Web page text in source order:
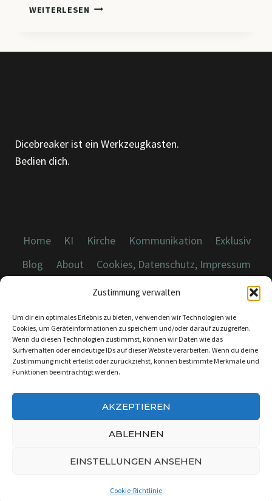
Zustimmung verwalten
Um dir ein optimales Erlebnis zu bieten, verwenden wir Technologien wie
Cookies, um Geräteinformationen zu speichern und/oder darauf zuzugreifen.
Wenn du diesen Technologien zustimmst, können wir Daten wie das
Surfverhalten oder eindeutige IDs auf dieser Website verarbeiten. Wenn du deine
Zustimmung nicht erteilst oder zurückziehst, können bestimmte Merkmale und
Funktionen beeinträchtigt werden.
AKZEPTIEREN
ABLEHNEN
EINSTELLUNGEN ANSEHEN
Cookie-Richtlinie
WEITERLESEN DER
Dicebreaker ist ein Werkzeugkasten.
Bedien dich.
Home KI Kirche Kommunikation
Exklusiv
Blog
About Cookies, Datenschutz, Impressum
© 2026 Dicebreaker.de - Alle Rechte vorbehalten
INFO@DICEBREAKER.DE